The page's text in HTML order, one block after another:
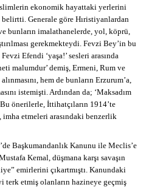
ekonomik hayattaki yerlerini
belirtti. Generale göre Hıristiyanlardan
bunların imalathanelerde, yol, köprü,
gerekmekteydi. Fevzi Bey’in bu
Efendi ‘yaşa!’ sesleri arasında
malumdur’ demiş, Ermeni, Rum ve
hem de bunların Erzurum’a,
istemişti. Ardından da; ‘Maksadım
önerilerle, İttihatçıların 1914’te
imha etmeleri arasındaki benzerlik
Başkumandanlık Kanunu ile Meclis’e
Kemal, düşmana karşı savaşın
emirlerini çıkartmıştı. Kanundaki
terk etmiş olanların hazineye geçmiş